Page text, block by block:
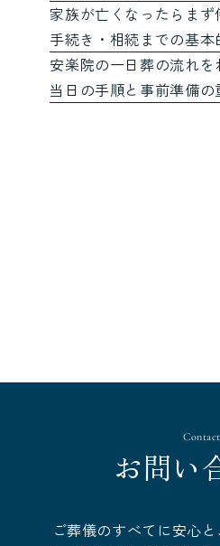
家族が亡くなったらまず
手続き・相続までの基本
安楽院の一日葬の流れ
当日の手順と事前準備の
Contact
お問い
ご葬儀のすべてに安心